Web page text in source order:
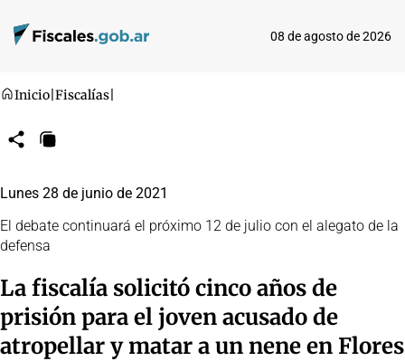
08 de agosto de 2026
Inicio Fiscalías
CompartirCopiar
Lunes 28 de junio de 2021
El debate continuará el próximo 12 de julio con el alegato de la
defensa
La fiscalía solicitó cinco años de
prisión para el joven acusado de
atropellar y matar a un nene en Flores